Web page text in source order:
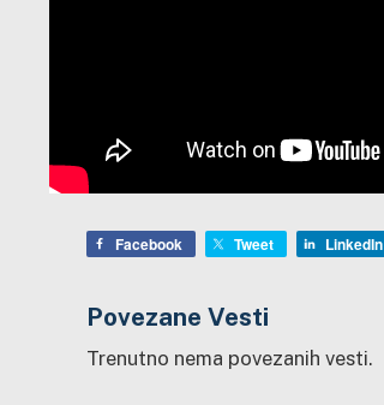
Facebook Tweet LinkedIn
Povezane Vesti
Trenutno nema povezanih vesti.